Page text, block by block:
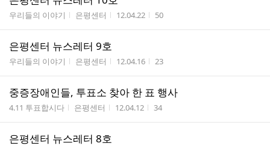
게시판명
우리들의 이야기 작성자
은평센터 작성시간
12.04.22 조회수
50
은평센터 뉴스레터 9호
게시판명
우리들의 이야기 작성자
은평센터 작성시간
12.04.16 조회수
23
중증장애인들, 투표소 찾아 한 표 행사
게시판명
4.11 투표합시다 작성자
은평센터 작성시간
12.04.12 조회수
34
은평센터 뉴스레터 8호